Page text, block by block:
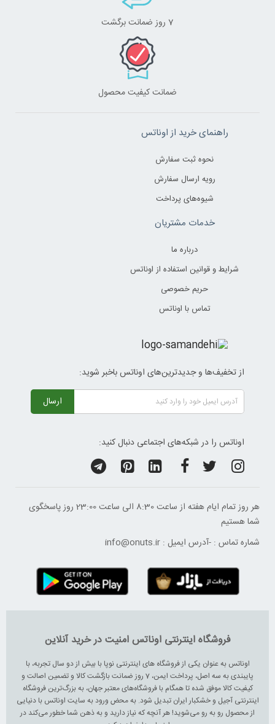
7 روز ضمانت برگشت
ضمانت کیفیت محصول
راهنمای خرید از اوناتس
نحوه ثبت سفارش
رویه ارسال سفارش
شیوه‌های پرداخت
خدمات مشتریان
درباره ما
شرایط و قوانین استفاده از اوناتس
حریم خصوصی
تماس با اوناتس
از تخفیف‌ها و جدیدترین‌های اوناتس باخبر شوید:
ارسال
اوناتس را در شبکه‌های اجتماعی دنبال کنید:
هر روز تمام ایام هفته از ساعت 8:30 الی ساعت 23:00 ‌روز پاسخگوی
شما هستیم
شماره تماس : -آدرس ایمیل : info@onuts.ir
فروشگاه اینترنتی اوناتس امنیت در خرید آنلاین
اوناتس به عنوان یکی از فروشگاه های اینترنتی نوپا با بیش از دو سال تجربه، با
پایبندی به سه اصل، پرداخت ایمن، 7 روز ضمانت بازگشت کالا و تضمین اصالت و
کیفیت کالا موفق شده تا همگام با فروشگاه‌های معتبر جهان، به بزرگ‌ترین فروشگاه
اینترنتی آجیل و خشکبار ایران تبدیل شود. به محض ورود به سایت اوناتس با دنیایی
از محصول رو به رو می‌شوید! هر آنچه که نیاز دارید و به ذهن شما خطور می‌کند در